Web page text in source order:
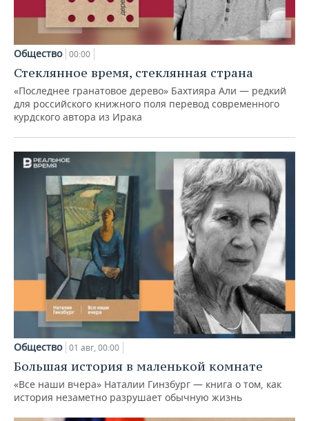
Общество 00:00
Стеклянное время, стеклянная страна
«Последнее гранатовое дерево» Бахтияра Али — редкий
для российского книжного поля перевод современного
курдского автора из Ирака
Общество 01 авг, 00:00
Большая история в маленькой комнате
«Все наши вчера» Наталии Гинзбург — книга о том, как
история незаметно разрушает обычную жизнь